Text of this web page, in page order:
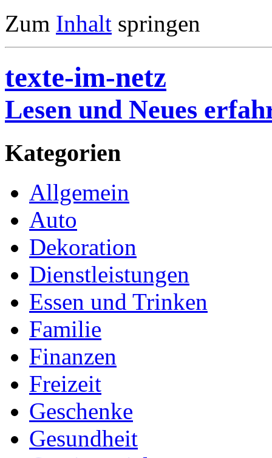
Zum Inhalt springen
texte-im-netz
Lesen und Neues
Kategorien
Allgemein
Auto
Dekoration
Dienstleistungen
Essen und Trinken
Familie
Finanzen
Freizeit
Geschenke
Gesundheit